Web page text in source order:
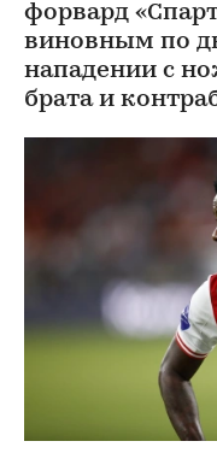
форвард
виновным по
нападении с
брата и